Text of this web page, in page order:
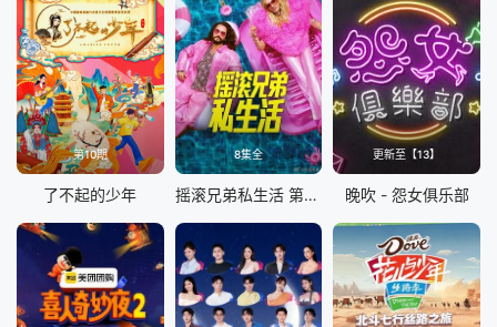
第10期
了不起的少年
8集全
摇滚兄弟私生活 第二季
更新至【13】
晚吹 - 怨女俱乐部